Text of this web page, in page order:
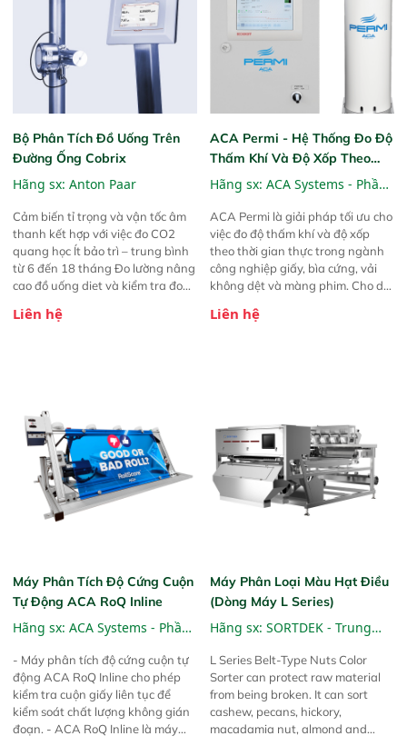
Bộ Phân Tích Đồ Uống Trên
Đường Ống Cobrix
Hãng sx: Anton Paar
Cảm biến tỉ trọng và vận tốc âm
thanh kết hợp với việc đo CO2
quang học Ít bảo trì – trung bình
từ 6 đến 18 tháng Đo lường nâng
cao đồ uống diet và kiểm tra đo
giá trị tốt nhất Tùy chọn lắp đặt
Liên hệ
ACA Permi - Hệ Thống Đo Độ
Thấm Khí Và Độ Xốp Theo
Thời Gian Thực
Hãng sx: ACA Systems - Phần
ACA Permi là giải pháp tối ưu cho
việc đo độ thấm khí và độ xốp
theo thời gian thực trong ngành
công nghiệp giấy, bìa cứng, vải
không dệt và màng phim. Cho dù
bao tải, giấy lọc hay màng ngăn
Liên hệ
Máy Phân Tích Độ Cứng Cuộn
Tự Động ACA RoQ Inline
Hãng sx: ACA Systems - Phần
- Máy phân tích độ cứng cuộn tự
động ACA RoQ Inline cho phép
kiểm tra cuộn giấy liên tục để
kiểm soát chất lượng không gián
đoạn. - ACA RoQ Inline là máy
Máy Phân Loại Màu Hạt Điều
(dòng Máy L Series)
Hãng sx: SORTDEK - Trung
L Series Belt-Type Nuts Color
Sorter can protect raw material
from being broken. It can sort
cashew, pecans, hickory,
macadamia nut, almond and